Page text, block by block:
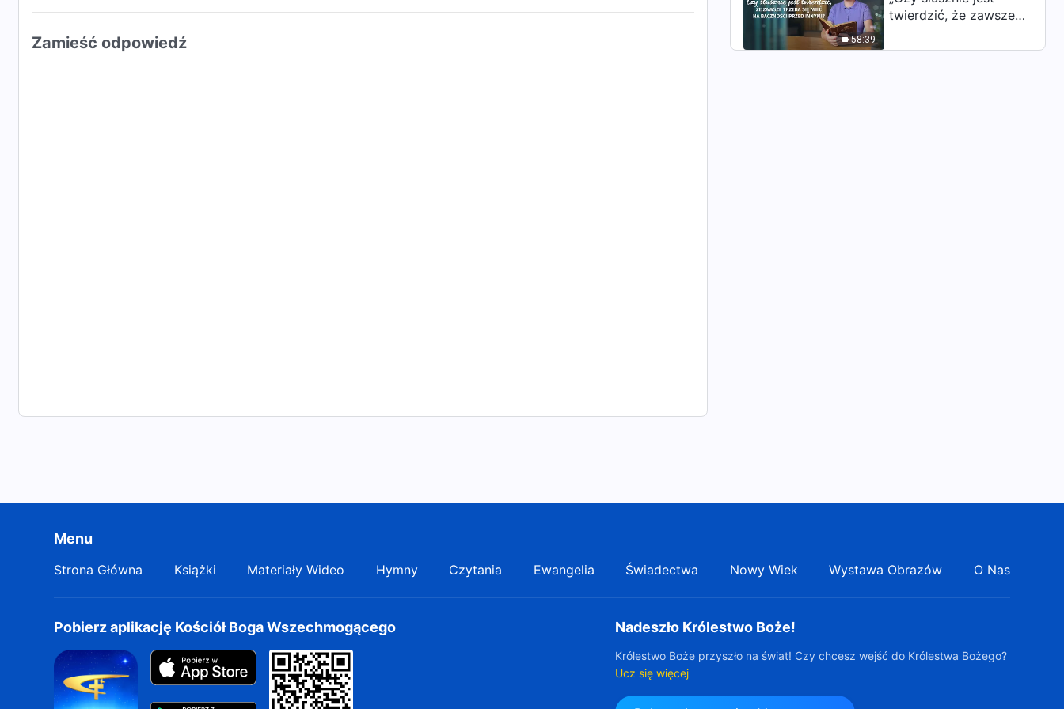
27:29
oblicze Boga”
Zamieść odpowiedź 58:39
twierdzić, że zawsze
baczności przed
Menu
Strona Główna Książki Materiały Wideo Hymny Czytania Ewangelia Świadectwa Nowy Wiek Wystawa Obrazów O Nas
Pobierz aplikację Kościół Boga Wszechmogącego Nadeszło Królestwo Boże!
Królestwo Boże przyszło na świat! Czy chcesz wejść do Królestwa Bożego?
Ucz się więcej